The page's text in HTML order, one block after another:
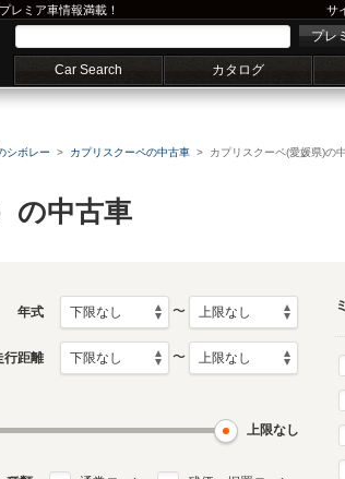
レミア車情報満載！ サ
プレ
Car Search カタログ
シボレー カプリスクーペの中古車 カプリスクーペ(愛媛県)の
の中古車
年式 〜
行距離 〜
上限なし